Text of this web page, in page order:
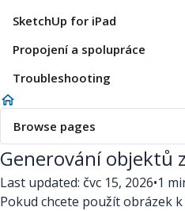
SketchUp for iPad
Propojení a spolupráce
Troubleshooting
Browse pages
Generování objektů
Last updated: čvc 15, 2026•1
Pokud chcete použít obrázek